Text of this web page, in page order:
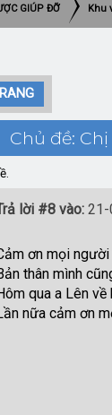
GIÚP ĐỠ Khu
Chủ đề:
lời #8 vào:21-
ơn mọi người
thân mình
qua a Lên
nữa cảm ơn